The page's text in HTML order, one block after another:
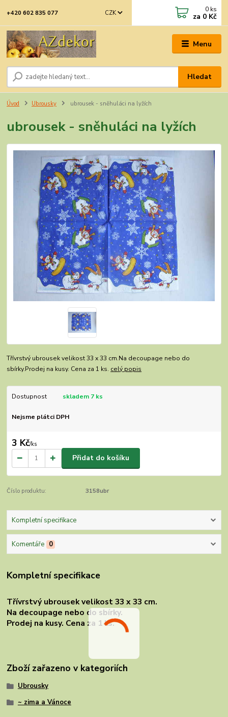
Menu
CZK
Hledat
+420 602 835 077 0 ks
za 0 Kč
Úvod Ubrousky ubrousek - sněhuláci na lyžích
ubrousek - sněhuláci na lyžích
Třívrstvý ubrousek velikost 33 x 33 cm.Na decoupage nebo do
sbírky.Prodej na kusy. Cena za 1 ks. celý popis
Dostupnost skladem 7 ks
Nejsme plátci DPH
3 Kč/ks
Přidat do košíku
Číslo produktu: 3158ubr
Kompletní specifikace
Komentáře 0
Kompletní specifikace
Třívrstvý ubrousek velikost 33 x 33 cm.
Na decoupage nebo do sbírky.
Prodej na kusy. Cena za 1 ks.
Zboží zařazeno v kategoriích
Ubrousky
~ zima a Vánoce